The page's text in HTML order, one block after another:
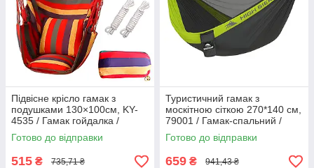
Підвісне крісло гамак з
подушками 130×100см, KY-
4535 / Гамак гойдалка /
Крісло гойдалка
Готово до відправки
515 ₴ 735,71 ₴
Туристичний гамак з
москітною сіткою 270*140 см,
79001 / Гамак-спальний /
Гамак садовий
Готово до відправки
659 ₴ 941,43 ₴